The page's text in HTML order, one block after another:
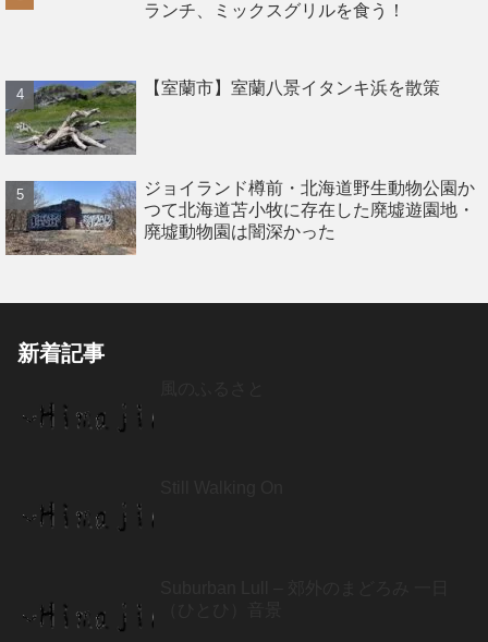
ランチ、ミックスグリルを食う！
【室蘭市】室蘭八景イタンキ浜を散策
ジョイランド樽前・北海道野生動物公園か
つて北海道苫小牧に存在した廃墟遊園地・
廃墟動物園は闇深かった
新着記事